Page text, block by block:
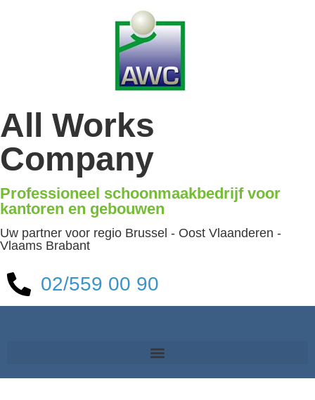
All Works
Company
Professioneel schoonmaakbedrijf voor
kantoren en gebouwen
Uw partner voor regio Brussel - Oost Vlaanderen -
Vlaams Brabant
02/559 00 90